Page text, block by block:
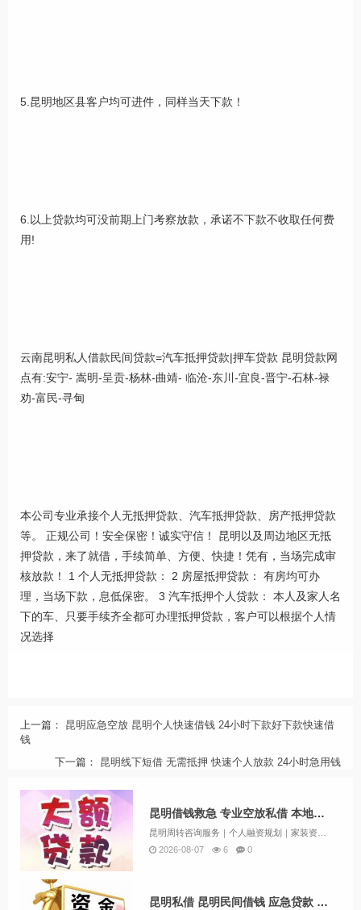
5.昆明地区县客户均可进件，同样当天下款！
6.以上贷款均可没前期上门考察放款，承诺不下款不收取任何费
用!
云南昆明私人借款民间贷款=汽车抵押贷款|押车贷款 昆明贷款网
点有:安宁- 嵩明-呈贡-杨林-曲靖- 临沧-东川-宜良-晋宁-石林-禄
劝-富民-寻甸
本公司专业承接个人无抵押贷款、汽车抵押贷款、房产抵押贷款
等。 正规公司！安全保密！诚实守信！ 昆明以及周边地区无抵
押贷款，来了就借，手续简单、方便、快捷！凭有，当场完成审
核放款！ 1 个人无抵押贷款： 2 房屋抵押贷款： 有房均可办
理，当场下款，息低保密。 3 汽车抵押个人贷款： 本人及家人名
下的车、只要手续齐全都可办理抵押贷款，客户可以根据个人情
况选择
上一篇：
昆明应急空放 昆明个人快速借钱 24小时下款好下款快速借
钱
下一篇：
昆明线下短借 无需抵押 快速个人放款 24小时急用钱
昆明借钱救急 专业空放私借 本地快速放款 一对一私借
2026-08-07
6 0
昆明私借 昆明民间借钱 应急贷款 费用透明24小时下款服务